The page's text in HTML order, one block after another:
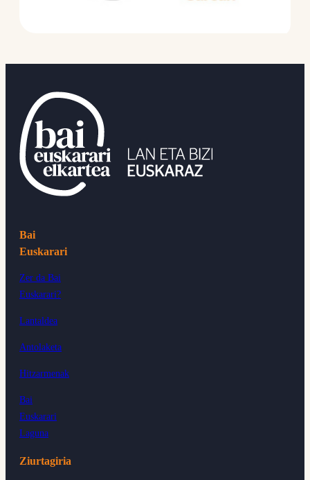
Bai
Euskarari
Zer da Bai
Euskarari?
Lantaldea
Antolaketa
Hitzarmenak
Bai
Euskarari
Laguna
Ziurtagiria